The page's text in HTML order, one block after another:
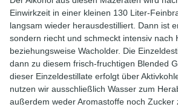
Einwirkzeit in einer kleinen 130 Liter-
langsam wieder herausdestilliert. Dann ist
sondern riecht und schmeckt intensiv nach
beziehungsweise Wacholder. Die
dann zu diesem frisch-fruchtigen Blended
dieser Einzeldestillate erfolgt über
nutzen wir ausschließlich Wasser zum
außerdem weder Aromastoffe noch Zucker